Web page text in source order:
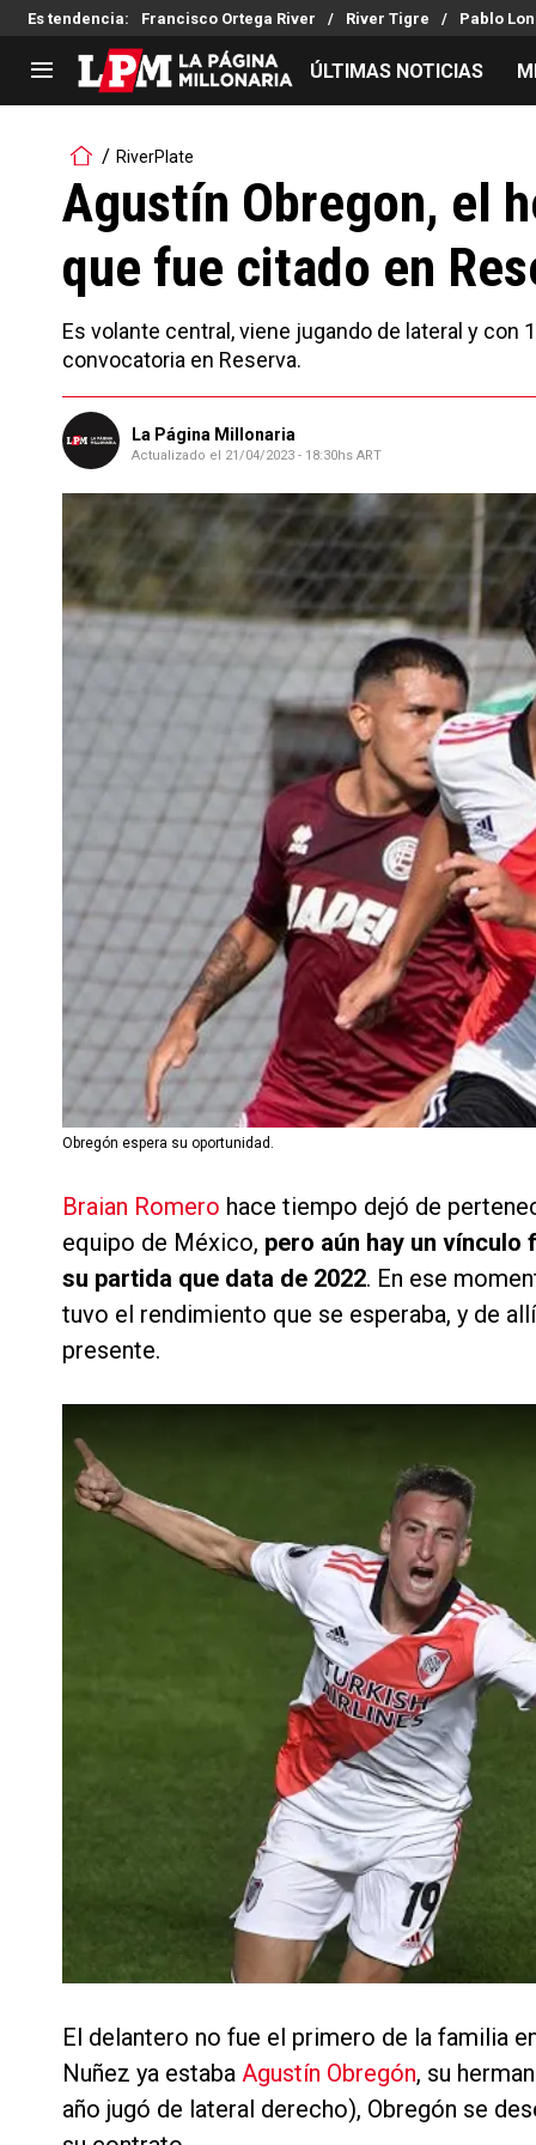
Es tendencia: Francisco Ortega River River Tigre Pablo
LIGA PROFESIONAL
Noticias
Tabla de posiciones
Reserva
Copa Argentina
Selección Argentina
ÚLTIMAS NOTICIAS
RiverPlate
Agustín Obregon, el
que fue citado en
Es volante central, viene jugando de lateral y con
convocatoria en Reserva.
La Página Millonaria
Actualizado el 21/04/2023 - 18:30hs ART
Obregón espera su oportunidad.
Braian Romero hace tiempo dejó de
equipo de México, pero aún hay un
su partida que data de 2022. En ese
tuvo el rendimiento que se esperaba, y de
presente.
El delantero no fue el primero de la familia
Nuñez ya estaba Agustín Obregón, su
año jugó de lateral derecho), Obregón se